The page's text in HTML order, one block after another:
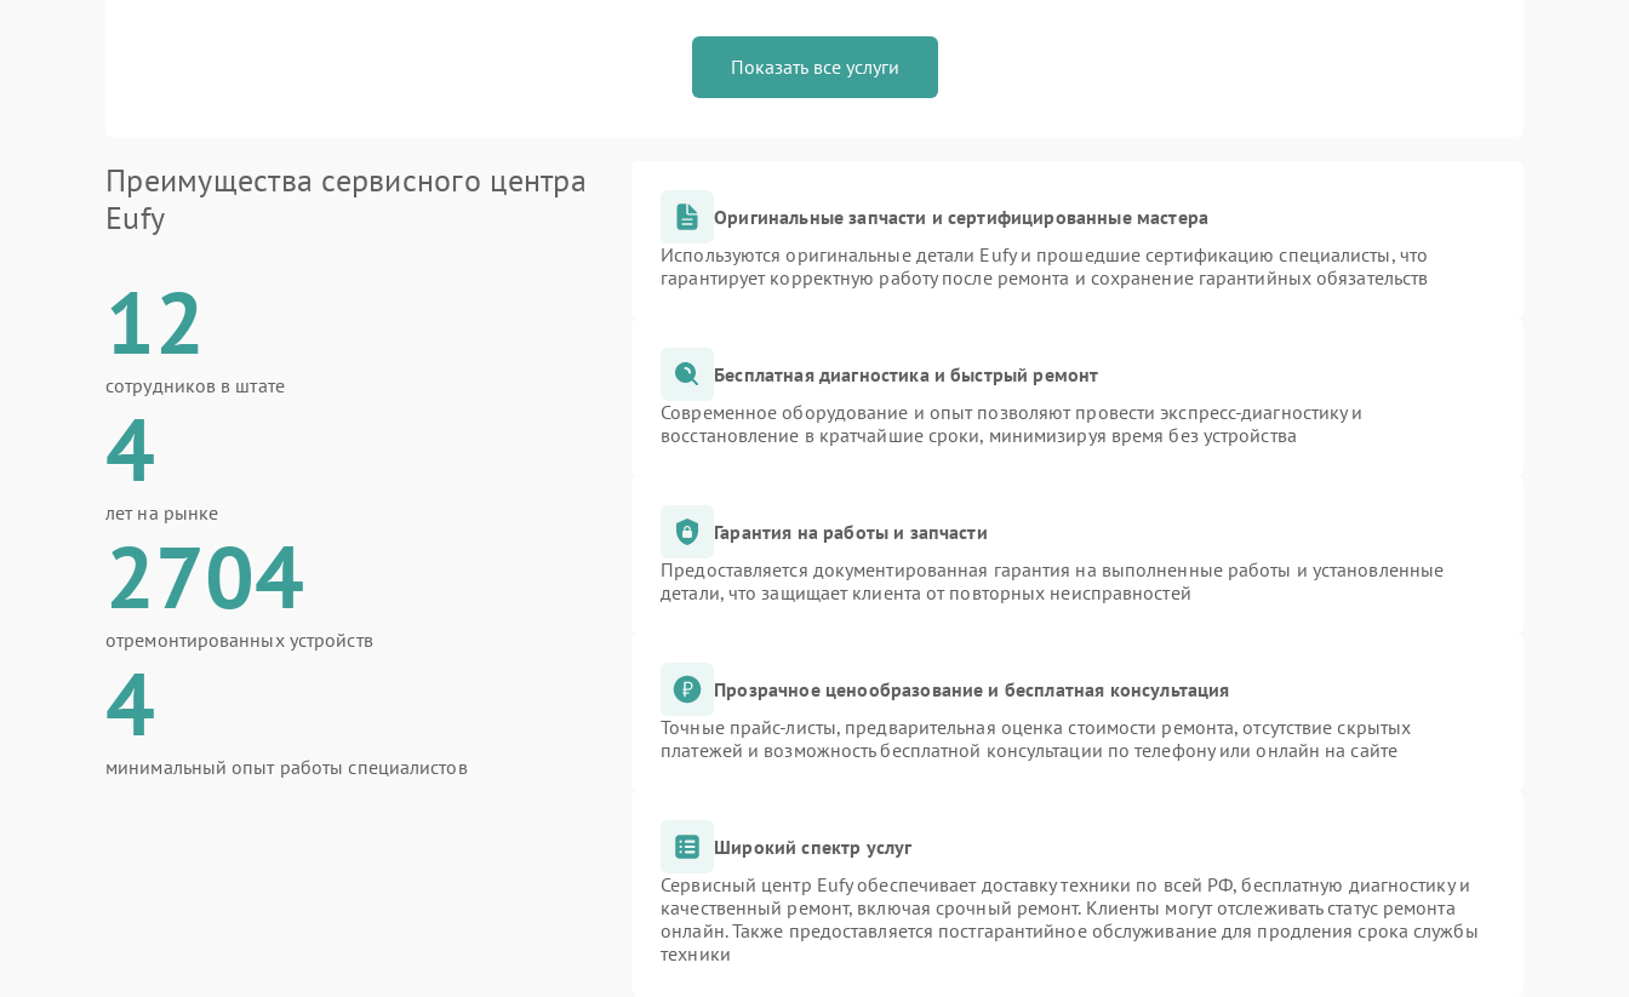
Показать все услуги
Преимущества сервисного центра
Eufy
12
сотрудников в штате
4
лет на рынке
2704
отремонтированных устройств
4
минимальный опыт работы специалистов
Оригинальные запчасти и сертифицированные мастера
Используются оригинальные детали Eufy и прошедшие сертификацию специалисты, что
гарантирует корректную работу после ремонта и сохранение гарантийных обязательств
Бесплатная диагностика и быстрый ремонт
Современное оборудование и опыт позволяют провести экспресс-диагностику и
восстановление в кратчайшие сроки, минимизируя время без устройства
Гарантия на работы и запчасти
Предоставляется документированная гарантия на выполненные работы и установленные
детали, что защищает клиента от повторных неисправностей
Прозрачное ценообразование и бесплатная консультация
Точные прайс-листы, предварительная оценка стоимости ремонта, отсутствие скрытых
платежей и возможность бесплатной консультации по телефону или онлайн на сайте
Широкий спектр услуг
Сервисный центр Eufy обеспечивает доставку техники по всей РФ, бесплатную диагностику и
качественный ремонт, включая срочный ремонт. Клиенты могут отслеживать статус ремонта
онлайн. Также предоставляется постгарантийное обслуживание для продления срока службы
техники